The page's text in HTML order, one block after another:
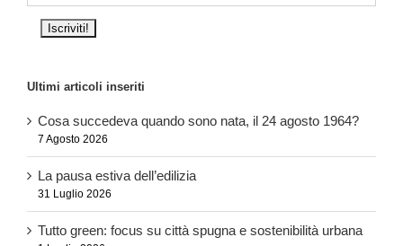
Ultimi articoli inseriti
Cosa succedeva quando sono nata, il 24 agosto 1964?
7 Agosto 2026
La pausa estiva dell’edilizia
31 Luglio 2026
Tutto green: focus su città spugna e sostenibilità urbana